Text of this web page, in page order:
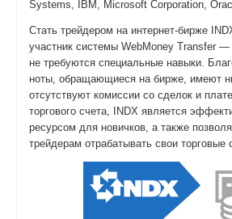
Systems, IBM, Microsoft Corporation,
Стать трейдером на интернет-бирже
участник системы WebMoney Transfer
не требуются специальные навыки.
ноты, обращающиеся на бирже, имеют
отсутствуют комиссии со сделок и
торгового счета, INDX является
ресурсом для новичков, а также
трейдерам отрабатывать свои торговые